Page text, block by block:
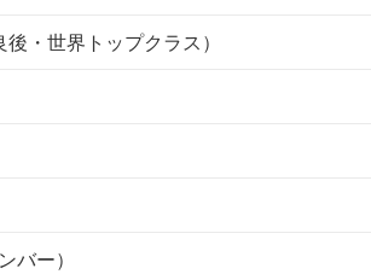
・世界トップクラス）
バー）